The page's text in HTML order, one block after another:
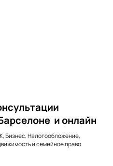
и онлайн
Бизнес, Налогообложение,
и семейное право